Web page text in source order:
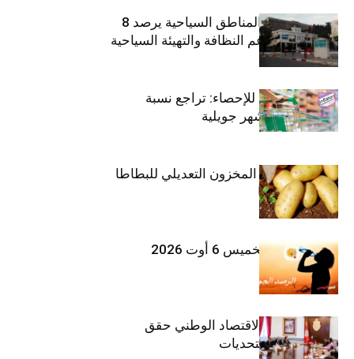
صندوق حماية المناطق السياحية يرصد 8
مليون دينار لدعم النظافة والتهيئة السياحية
المعهد الوطني للإحصاء: تراجع نسبة
التضخم خلال شهر جويلية
وزارة الفلاحة : المخزون التعديلي للبطاطا
بلغ 12392 طنا
طقس اليوم الخميس 6 أوت 2026
وزيرة المالية: الاقتصاد الوطني حقق
مكاسب رغم التحديات